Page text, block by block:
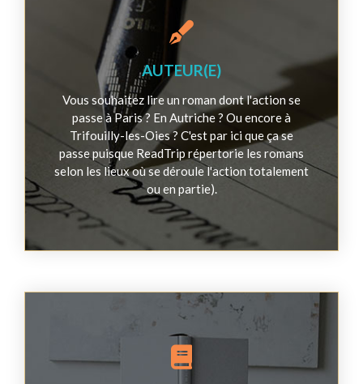
AUTEUR(E)
Vous souhaitez lire un roman dont l'action se
passe à Paris ? En Autriche ? Ou encore à
Trifouilly-les-Oies ? C'est par ici que ça se
passe puisque ReadTrip répertorie les romans
selon les lieux où se déroule l'action totalement
ou en partie).